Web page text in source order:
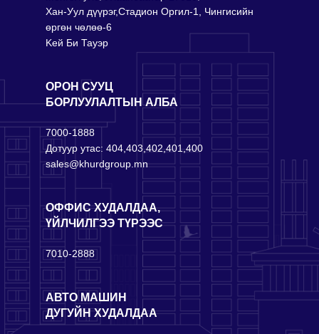
Хан-Уул дүүрэг,Стадион Оргил-1, Чингисийн
өргөн чөлөө-6
Keй Би Тауэр
ОРОН СУУЦ
БОРЛУУЛАЛТЫН АЛБА
7000-1888
Дотуур утас: 404,403,402,401,400
sales@khurdgroup.mn
ОФФИС ХУДАЛДАА,
ҮЙЛЧИЛГЭЭ ТҮРЭЭС
7010-2888
АВТО МАШИН
ДУГУЙН ХУДАЛДАА